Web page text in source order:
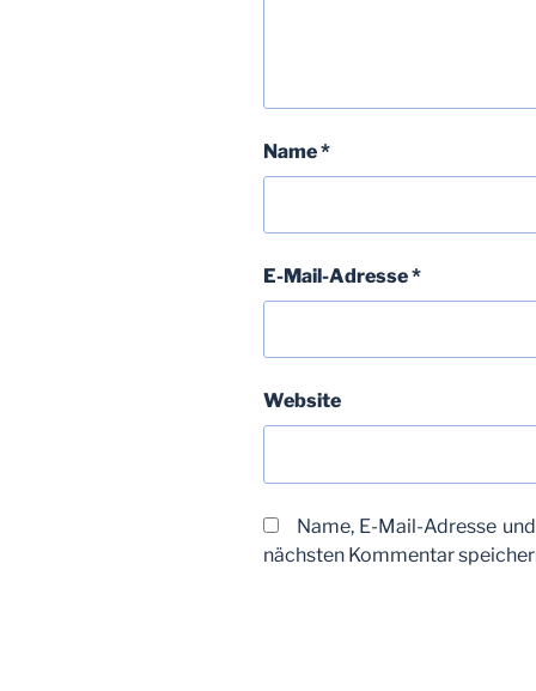
Name*
E-Mail-Adresse*
Website
Name, E-Mail-Adresse
nächsten Kommentar